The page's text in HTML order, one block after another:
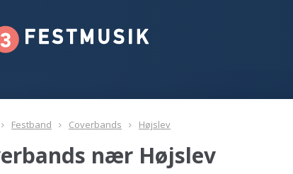
Festband Coverbands Højslev
nær Højslev